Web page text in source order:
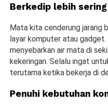
Berkedip lebih sering
Mata kita cenderung jarang
layar komputer atau
menyebarkan air mata di
kekeringan. Selalu ingat
terutama ketika bekerja di
Penuhi kebutuhan